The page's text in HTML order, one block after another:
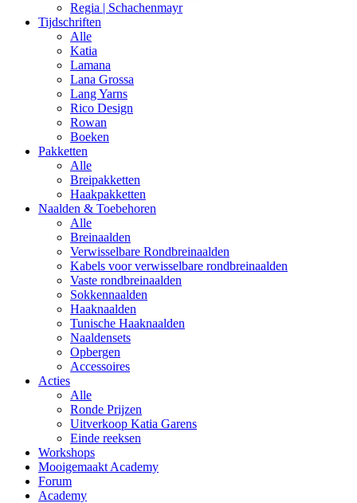
Regia | Schachenmayr
Tijdschriften
Alle
Katia
Lamana
Lana Grossa
Lang Yarns
Rico Design
Rowan
Boeken
Pakketten
Alle
Breipakketten
Haakpakketten
Naalden & Toebehoren
Alle
Breinaalden
Verwisselbare Rondbreinaalden
Kabels voor verwisselbare rondbreinaalden
Vaste rondbreinaalden
Sokkennaalden
Haaknaalden
Tunische Haaknaalden
Naaldensets
Opbergen
Accessoires
Acties
Alle
Ronde Prijzen
Uitverkoop Katia Garens
Einde reeksen
Workshops
Mooigemaakt Academy
Forum
Academy